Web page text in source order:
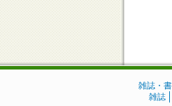
雑誌・
雑誌